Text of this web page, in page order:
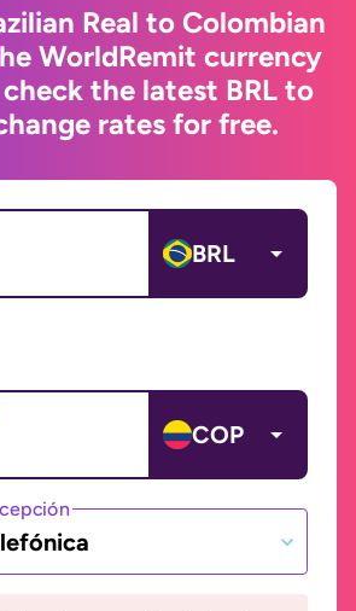
Real to Colombian
WorldRemit currency
the latest BRL to
rates for free.
BRL
COP